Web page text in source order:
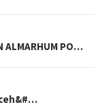
ALMARHUM PO…